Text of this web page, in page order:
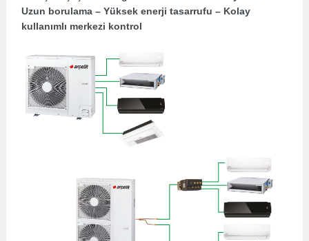
Uzun borulama – Yüksek enerji tasarrufu – Kolay
kullanımlı merkezi kontrol